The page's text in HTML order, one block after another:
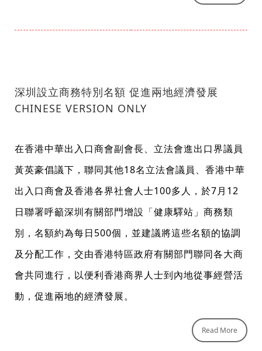
深圳設立商務特別名額 促進兩地經濟發展
CHINESE VERSION ONLY
在香港中華出入口商會副會長、立法會進出口界議員
黃英豪倡議下，聯同其他18名立法會議員、香港中華
出入口商會及香港各界社會人士100多人，於7月12
日聯署呼籲深圳有關部門增設「健康驛站」商務類
別，名額約為每日500個，並建議將這些名額的協調
及分配工作，交由香港特區政府有關部門聯同各大商
會共同進行，以便利香港商界人士到內地從事經營活
動，促進兩地的經濟發展。
Read More